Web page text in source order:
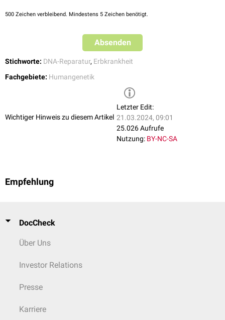
500 Zeichen verbleibend. Mindestens 5 Zeichen benötigt.
Absenden
Stichworte: DNA-Reparatur, Erbkrankheit
Fachgebiete: Humangenetik
Wichtiger Hinweis zu diesem Artikel
Letzter Edit:
21.03.2024, 09:01
25.026 Aufrufe
Nutzung: BY-NC-SA
Empfehlung
DocCheck
Über Uns
Investor Relations
Presse
Karriere